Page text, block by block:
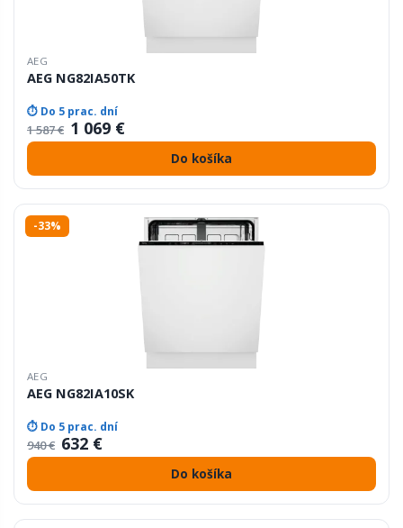
AEG
AEG NG82IA50TK
⏱ Do 5 prac. dní
1 587 € 1 069 €
Do košíka
-33%
AEG
AEG NG82IA10SK
⏱ Do 5 prac. dní
940 € 632 €
Do košíka